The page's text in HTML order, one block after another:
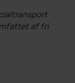
af fri